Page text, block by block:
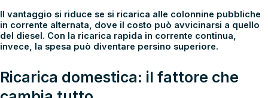
Il vantaggio si riduce se si ricarica alle colonnine pubbliche
in corrente alternata, dove il costo può avvicinarsi a quello
del diesel. Con la ricarica rapida in corrente continua,
invece, la spesa può diventare persino superiore.
Ricarica domestica: il fattore che